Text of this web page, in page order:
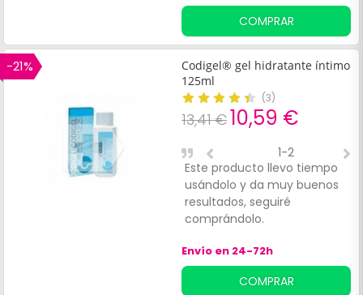
COMPRAR
-21%
Codigel® gel hidratante íntimo
125ml
(3)
13,41 €10,59 €
Este producto llevo tiempo
usándolo y da muy buenos
resultados, seguiré
comprándolo.
1-2
Envío en 24-72h
COMPRAR